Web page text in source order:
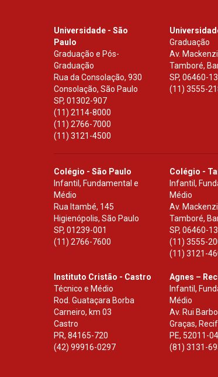
Universidade - São
Paulo
Graduação e Pós-
Graduação
Rua da Consolação, 930
Consolação, São Paulo
SP, 01302-907
(11) 2114-8000
(11) 2766-7000
(11) 3121-4500
Graduação
Av.
Tamboré,
SP,06460-
(11) 3555-
Colégio - São Paulo
Infantil, Fundamental e
Médio
Rua Itambé, 145
Higienópolis, São Paulo
SP, 01239-001
(11) 2766-7600
Colégio -
Infantil,
Médio
Av.
Tamboré,
SP,06460-
(11) 3555-
(11) 3121-
Instituto Cristão - Castro
Técnico e Médio
Rod. Guataçara Borba
Carneiro, km 03
Castro
PR, 84165-720
(42) 99916-0297
Agnes –
Infantil,
Médio
Av. Rui
Graças,
PE, 52011-
(81) 3131-